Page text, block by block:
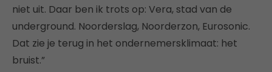
niet uit. Daar ben ik trots op: Vera, stad van de
underground. Noorderslag, Noorderzon, Eurosonic.
Dat zie je terug in het ondernemersklimaat: het
bruist.”